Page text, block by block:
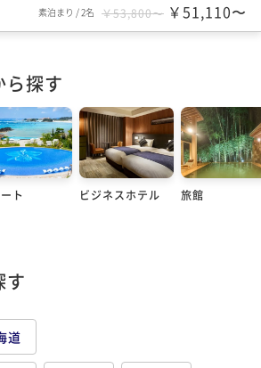
素泊まり /2名 ￥53,800〜 ￥51,110〜
ら探す
ト ビジネスホテル 旅館
す
道